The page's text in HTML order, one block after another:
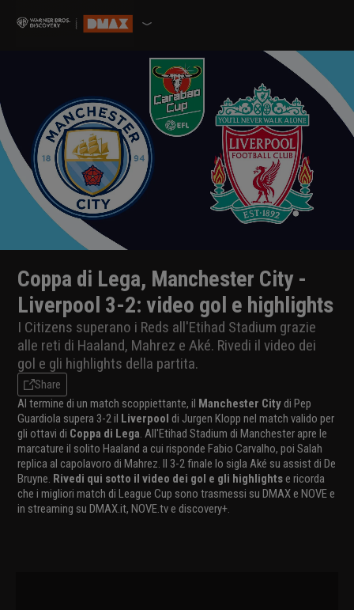
Coppa di Lega, Manchester City -
Liverpool 3-2: video gol e highlights
I Citizens superano i Reds all'Etihad Stadium grazie
alle reti di Haaland, Mahrez e Aké. Rivedi il video dei
gol e gli highlights della partita.
Share
Al termine di un match scoppiettante, il Manchester Citydi Pep
Guardiola supera 3-2 il Liverpool di Jurgen Klopp nel match valido per
gli ottavi di Coppa di Lega. All'Etihad Stadium di Manchester apre le
marcature il solito Haaland a cui risponde Fabio Carvalho, poi Salah
replica al capolavoro di Mahrez. Il 3-2 finale lo sigla Aké su assist di De
Bruyne. Rivedi qui sotto il video dei gol e gli highlightse ricorda
che i migliori match di League Cup sono trasmessi su DMAX e NOVE e
in streaming su DMAX.it, NOVE.tv e discovery+.